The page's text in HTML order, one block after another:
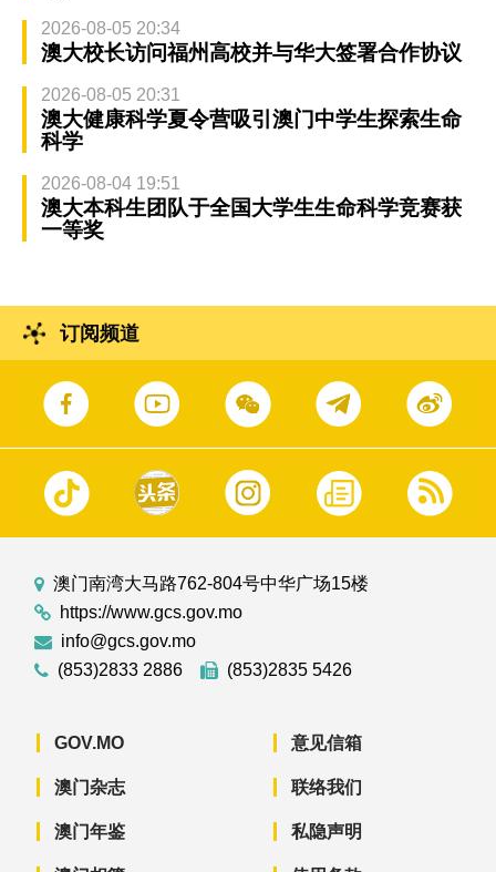
2026-08-05 20:34
澳大校长访问福州高校并与华大签署合作协议
2026-08-05 20:31
澳大健康科学夏令营吸引澳门中学生探索生命
科学
2026-08-04 19:51
澳大本科生团队于全国大学生生命科学竞赛获
一等奖
订阅频道
澳门南湾大马路762-804号中华广场15楼
https://www.gcs.gov.mo
info@gcs.gov.mo
(853)2833 2886
(853)2835 5426
GOV.MO
澳门杂志
澳门年鉴
意见信箱
联络我们
私隐声明